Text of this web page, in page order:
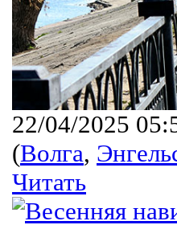
22/04/2025
(Волга,
Читать